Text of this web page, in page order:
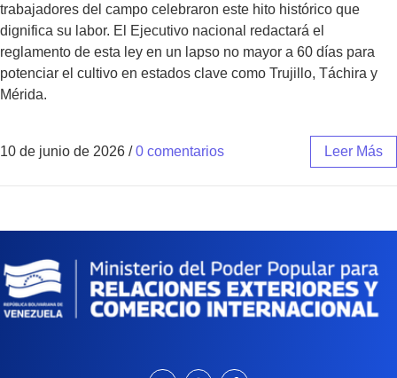
trabajadores del campo celebraron este hito histórico que
dignifica su labor. El Ejecutivo nacional redactará el
reglamento de esta ley en un lapso no mayor a 60 días para
potenciar el cultivo en estados clave como Trujillo, Táchira y
Mérida.
10 de junio de 2026 / 0 comentarios Leer Más